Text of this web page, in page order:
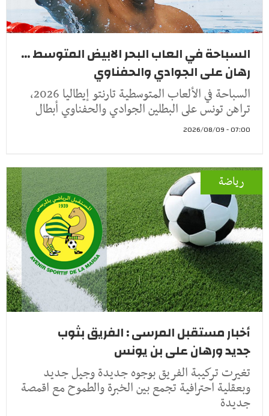
السباحة في العاب البحر الابيض المتوسط ...
رهان على الجوادي والحفناوي
السباحة في الألعاب المتوسطية تارنتو إيطاليا 2026،
تراهن تونس على البطلين الجوادي والحفناوي أبطال
07:00 - 2026/08/09
رياضة
أخبار مستقبل المرسى : الفريق بثوب
جديد ورهان على بن يونس
تغيرت تركيبة الفريق بوجوه جديدة وجيل جديد
وبعقلية احترافية تجمع بين الخبرة والطموح مع اقمصة
جديدة